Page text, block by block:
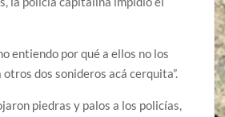
entiendo por qué a ellos no los
dos sonideros acá cerquita”.
piedras y palos a los policías,